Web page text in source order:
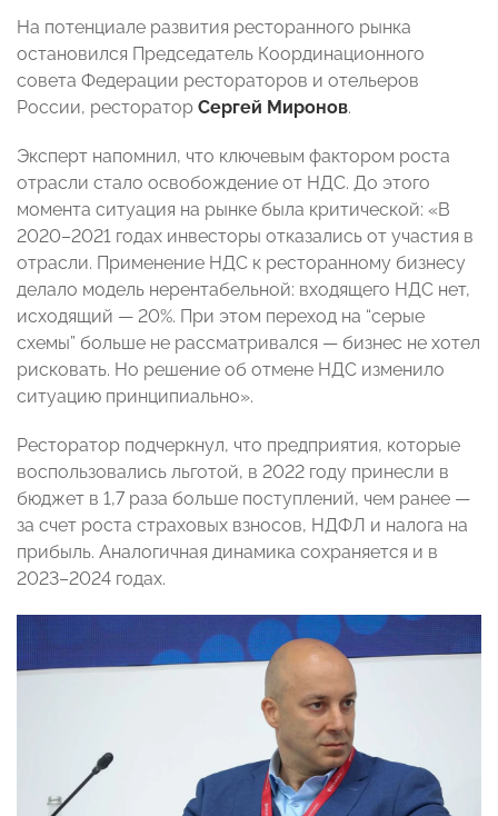
На потенциале развития ресторанного рынка
остановился Председатель Координационного
совета Федерации рестораторов и отельеров
России, ресторатор Сергей Миронов.
Эксперт напомнил, что ключевым фактором роста
отрасли стало освобождение от НДС. До этого
момента ситуация на рынке была критической: «В
2020–2021 годах инвесторы отказались от участия в
отрасли. Применение НДС к ресторанному бизнесу
делало модель нерентабельной: входящего НДС нет,
исходящий — 20%. При этом переход на “серые
схемы” больше не рассматривался — бизнес не хотел
рисковать. Но решение об отмене НДС изменило
ситуацию принципиально».
Ресторатор подчеркнул, что предприятия, которые
воспользовались льготой, в 2022 году принесли в
бюджет в 1,7 раза больше поступлений, чем ранее —
за счет роста страховых взносов, НДФЛ и налога на
прибыль. Аналогичная динамика сохраняется и в
2023–2024 годах.